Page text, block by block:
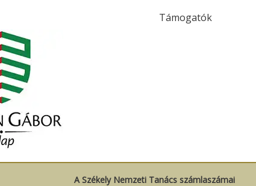
Támogatók
A Székely Nemzeti Tanács számlaszámai